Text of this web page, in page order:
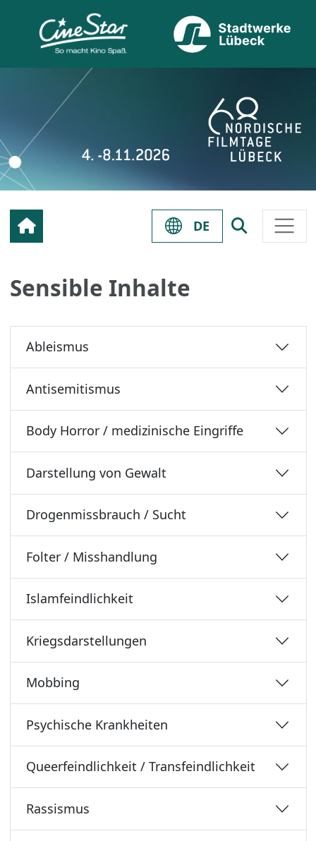
DE
Sensible Inhalte
Ableismus
Antisemitismus
Body Horror / medizinische Eingriffe
Darstellung von Gewalt
Drogenmissbrauch / Sucht
Folter / Misshandlung
Islamfeindlichkeit
Kriegsdarstellungen
Mobbing
Psychische Krankheiten
Queerfeindlichkeit / Transfeindlichkeit
Rassismus